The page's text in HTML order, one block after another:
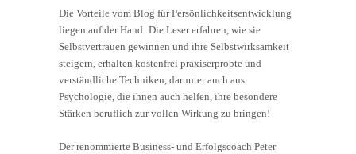
Die Vorteile vom Blog für Persönlichkeitsentwicklung
liegen auf der Hand: Die Leser erfahren, wie sie
Selbstvertrauen gewinnen und ihre Selbstwirksamkeit
steigern, erhalten kostenfrei praxiserprobte und
verständliche Techniken, darunter auch aus
Psychologie, die ihnen auch helfen, ihre besondere
Stärken beruflich zur vollen Wirkung zu bringen!
Der renommierte Business- und Erfolgscoach Peter